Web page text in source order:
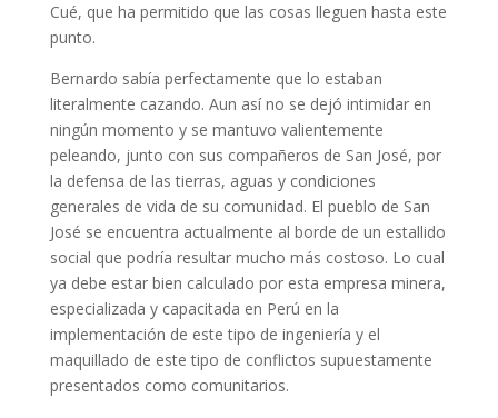
Cué, que ha permitido que las cosas lleguen hasta este
punto.
Bernardo sabía perfectamente que lo estaban
literalmente cazando. Aun así no se dejó intimidar en
ningún momento y se mantuvo valientemente
peleando, junto con sus compañeros de San José, por
la defensa de las tierras, aguas y condiciones
generales de vida de su comunidad. El pueblo de San
José se encuentra actualmente al borde de un estallido
social que podría resultar mucho más costoso. Lo cual
ya debe estar bien calculado por esta empresa minera,
especializada y capacitada en Perú en la
implementación de este tipo de ingeniería y el
maquillado de este tipo de conflictos supuestamente
presentados como comunitarios.